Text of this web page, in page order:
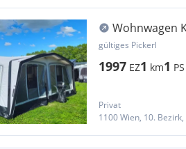
Wohnwagen
gültiges Pickerl
1997 EZ1 km1
Privat
1100 Wien, 10.